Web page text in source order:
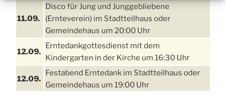
11.09.
Disco für Jung und Junggebliebene
(Ernteverein) im Stadtteilhaus oder
Gemeindehaus um 20:00 Uhr
12.09.
Erntedankgottesdienst mit dem
Kindergarten in der Kirche um 16:30 Uhr
12.09.
Festabend Erntedank im Stadtteilhaus oder
Gemeindehaus um 19:00 Uhr